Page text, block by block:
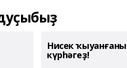
Нисек
күрһәгеҙ!